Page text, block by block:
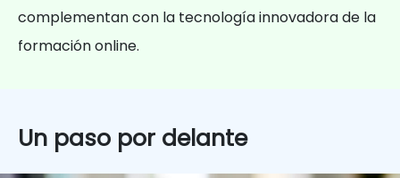
complementan con la tecnología innovadora de la
formación online.
Un paso por delante